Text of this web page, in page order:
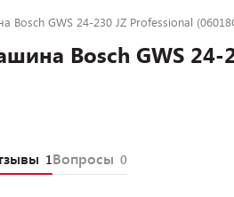
Bosch GWS 24-230 JZ Professional
Bosch GWS 24-
1Вопросы 0